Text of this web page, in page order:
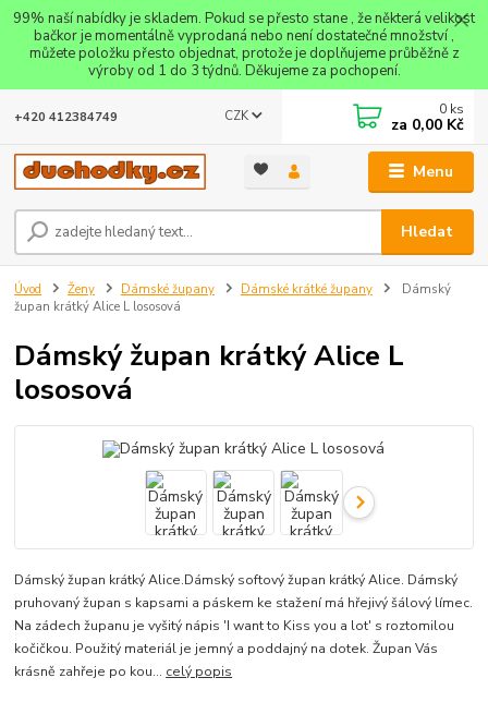
99% naší nabídky je skladem. Pokud se přesto stane , že některá velikost
bačkor je momentálně vyprodaná nebo není dostatečné množství ,
můžete položku přesto objednat, protože je doplňujeme průběžně z
výroby od 1 do 3 týdnů. Děkujeme za pochopení.
Menu
CZK
Hledat
+420 412384749 0 ks
za 0,00 Kč
Úvod Ženy Dámské župany Dámské krátké župany
Dámský
župan krátký Alice L lososová
Dámský župan krátký Alice L
lososová
Dámský župan krátký Alice.Dámský softový župan krátký Alice. Dámský
pruhovaný župan s kapsami a páskem ke stažení má hřejivý šálový límec.
Na zádech županu je vyšitý nápis 'I want to Kiss you a lot' s roztomilou
kočičkou. Použitý materiál je jemný a poddajný na dotek. Župan Vás
krásně zahřeje po kou... celý popis